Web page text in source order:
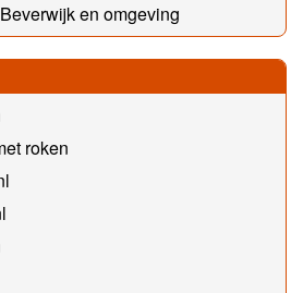
en omgeving
roken